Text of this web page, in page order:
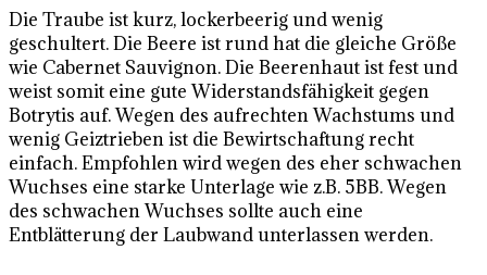
Die Traube ist kurz, lockerbeerig und wenig
geschultert. Die Beere ist rund hat die gleiche Größe
wie Cabernet Sauvignon. Die Beerenhaut ist fest und
weist somit eine gute Widerstandsfähigkeit gegen
Botrytis auf. Wegen des aufrechten Wachstums und
wenig Geiztrieben ist die Bewirtschaftung recht
einfach. Empfohlen wird wegen des eher schwachen
Wuchses eine starke Unterlage wie z.B. 5BB. Wegen
des schwachen Wuchses sollte auch eine
Entblätterung der Laubwand unterlassen werden.